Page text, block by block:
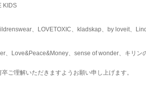
KIDS
、LOVETOXIC、kladskap、by loveit、
、Love&Peace&Money、sense of wonder、キリン
ご理解いただきますようお願い申し上げます。